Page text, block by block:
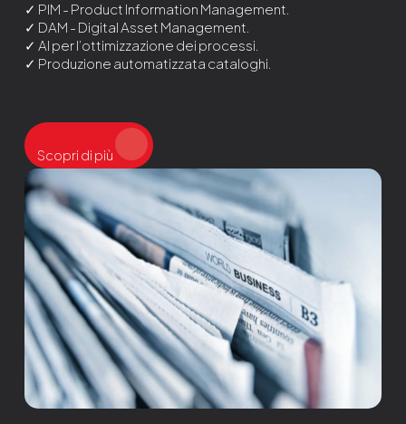
✓ PIM - Product Information Management.
✓ DAM - Digital Asset Management.
✓ AI per l’ottimizzazione dei processi.
✓ Produzione automatizzata cataloghi.
Scopri di più